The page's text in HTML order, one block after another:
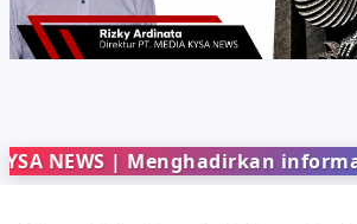
| Menghadirkan informasi